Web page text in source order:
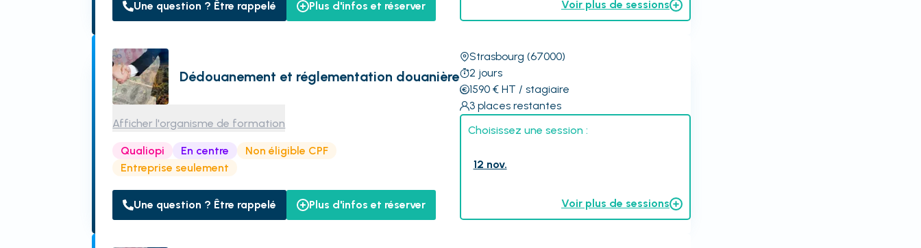
Une question ? Être rappelé Plus d'infos et réserver Voir plus de sessions
Dédouanement et réglementation douanière
Afficher l'organisme de formation
Qualiopi En centre
Non éligible CPF
Entreprise seulement
Une question ? Être rappelé Plus d'infos et réserver
Strasbourg (67000)
2 jours
1590€ HT / stagiaire
3 places restantes
Choisissez une session :
12 nov.
Voir plus de sessions